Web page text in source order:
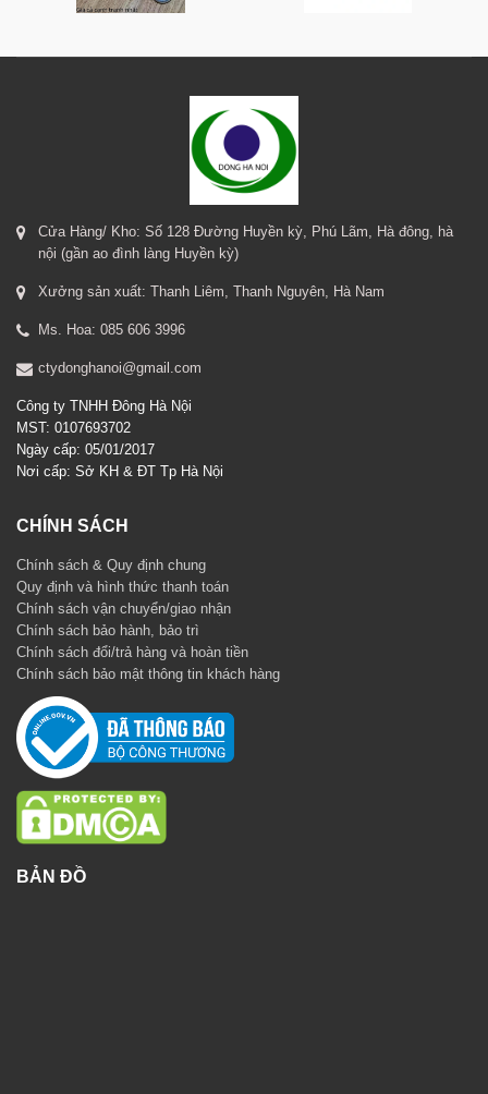
Cửa Hàng/ Kho: Số 128 Đường Huyền kỳ, Phú Lãm, Hà đông, hà
nội (gần ao đình làng Huyền kỳ)
Xưởng sản xuất: Thanh Liêm, Thanh Nguyên, Hà Nam
Ms. Hoa: 085 606 3996
ctydonghanoi@gmail.com
Công ty TNHH Đông Hà Nội
MST: 0107693702
Ngày cấp: 05/01/2017
Nơi cấp: Sở KH & ĐT Tp Hà Nội
CHÍNH SÁCH
Chính sách & Quy định chung
Quy định và hình thức thanh toán
Chính sách vận chuyển/giao nhận
Chính sách bảo hành, bảo trì
Chính sách đổi/trả hàng và hoàn tiền
Chính sách bảo mật thông tin khách hàng
BẢN ĐỒ